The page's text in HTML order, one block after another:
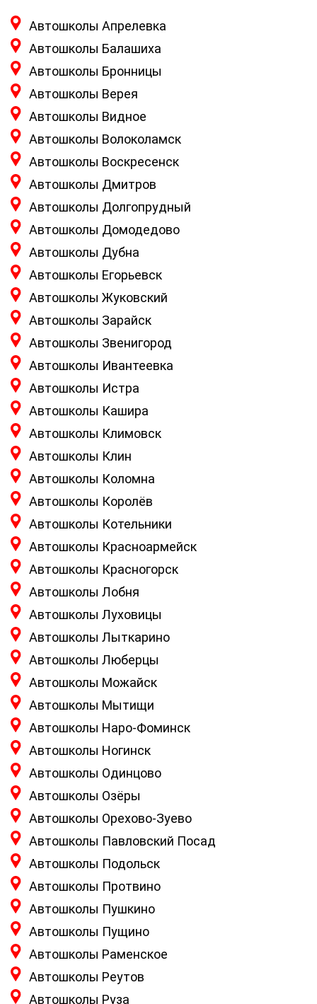
Автошколы Апрелевка
Автошколы Балашиха
Автошколы Бронницы
Автошколы Верея
Автошколы Видное
Автошколы Волоколамск
Автошколы Воскресенск
Автошколы Дмитров
Автошколы Долгопрудный
Автошколы Домодедово
Автошколы Дубна
Автошколы Егорьевск
Автошколы Жуковский
Автошколы Зарайск
Автошколы Звенигород
Автошколы Ивантеевка
Автошколы Истра
Автошколы Кашира
Автошколы Климовск
Автошколы Клин
Автошколы Коломна
Автошколы Королёв
Автошколы Котельники
Автошколы Красноармейск
Автошколы Красногорск
Автошколы Лобня
Автошколы Луховицы
Автошколы Лыткарино
Автошколы Люберцы
Автошколы Можайск
Автошколы Мытищи
Автошколы Наро-Фоминск
Автошколы Ногинск
Автошколы Одинцово
Автошколы Озёры
Автошколы Орехово-Зуево
Автошколы Павловский Посад
Автошколы Подольск
Автошколы Протвино
Автошколы Пушкино
Автошколы Пущино
Автошколы Раменское
Автошколы Реутов
Автошколы Руза